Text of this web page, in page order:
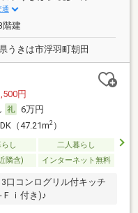
通
階建
うきは市浮羽町朝田
円
6万円
（47.21m2）
し
二人暮らし
隣含) インターネット無料
コンログリル付キッチ
ｉ付き)♪